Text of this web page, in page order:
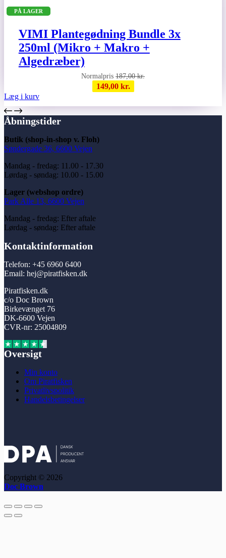
vælges
varesiden
PÅ LAGER
VIMI Plantegødning Bundle 3x
250ml (Mikro + Makro +
Algedræber)
187,00kr.
149,00 kr.
Læg i kurv
Åbningstider
Butik (shop-in-shop v. Floh)
Søndergade 36, 6600 Vejen
Mandag - fredag: 11.00 - 17.30
Lørdag - søndag: 10.00 - 15.00
Lager (webshop ordre)
Park Alle 13, 6600 Vejen
Mandag - fredag: Efter aftale
Lørdag - søndag: Efter aftale
Kontaktinformation
Telefon: +45 6960 6400
Email: hej@piratfisken.dk
Piratfisken.dk
c/o Doc Brown
Birkevænget 76
DK-6600 Vejen
CVR-nr: 25004809
Oversigt
Min konto
Om Piratfisken
Privatlivspolitik
Handelsbetingelser
Copyright © 2026
Doc Brown